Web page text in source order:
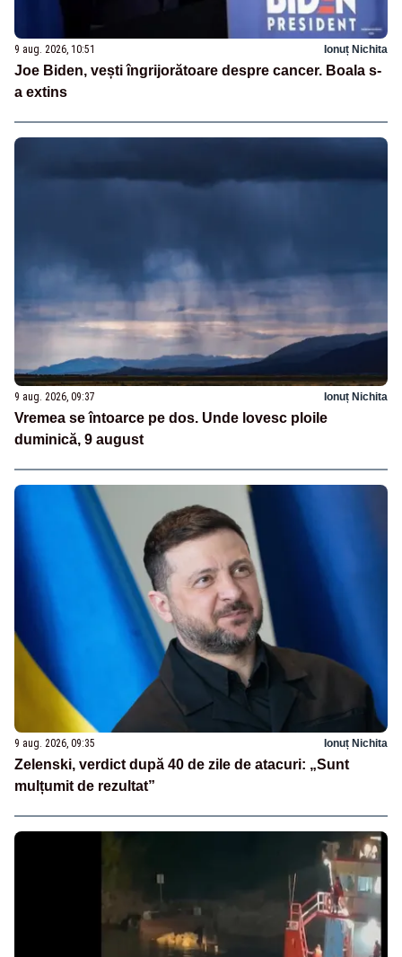
9 aug. 2026, 10:51 Ionuț Nichita
Joe Biden, vești îngrijorătoare despre cancer. Boala s-
a extins
9 aug. 2026, 09:37 Ionuț Nichita
Vremea se întoarce pe dos. Unde lovesc ploile
duminică, 9 august
9 aug. 2026, 09:35 Ionuț Nichita
Zelenski, verdict după 40 de zile de atacuri: „Sunt
mulțumit de rezultat”